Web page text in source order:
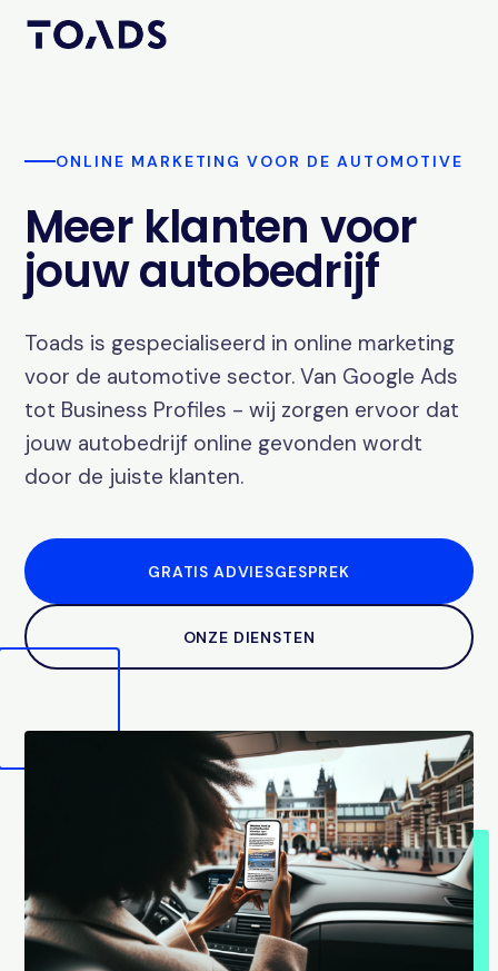
ONLINE MARKETING VOOR DE AUTOMOTIVE
Meer klanten voor
jouw autobedrijf
Toads is gespecialiseerd in online marketing
voor de automotive sector. Van Google Ads
tot Business Profiles - wij zorgen ervoor dat
jouw autobedrijf online gevonden wordt
door de juiste klanten.
GRATIS ADVIESGESPREK
ONZE DIENSTEN